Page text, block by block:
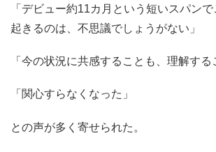
「デビュー約11カ月という短いスパン
起きるのは、不思議でしょうがない」
「今の状況に共感することも、理解する
「関心すらなくなった」
との声が多く寄せられた。